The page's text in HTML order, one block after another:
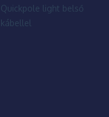
Quickpole light belső
kábellel